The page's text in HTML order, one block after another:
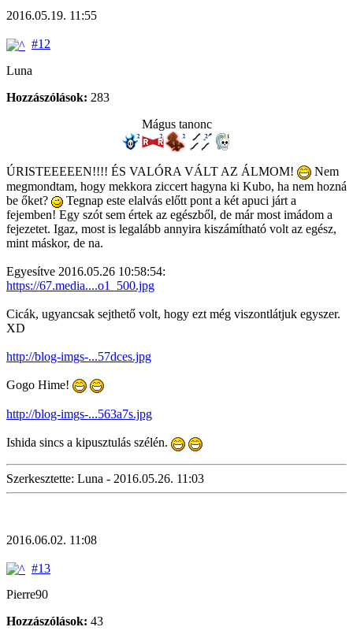
2016.05.19. 11:55
#12
Luna
Hozzászólások: 283
Mágus tanonc
ÚRISTEEEEEN!!!! ÉS VALÓRA VÁLT AZ ÁLMOM!
Nem
megmondtam, hogy mekkora ziccert hagyna ki Kubo, ha nem hozná
be őket?
Tegnap este elalvás előtt pont a két apuci járt a
fejemben! Egy szót sem értek az egészből, de már most imádom a
fejezetet. Igaz, most is legalább annyira kiszámítható volt az egész,
mint máskor, de na.
Egyesítve 2016.05.26 10:58:54:
https://67.media....o1_500.jpg
Cicák, ugyancsak sejthető volt, hogy ezt még viszontlátjuk egyszer.
XD
http://blog-imgs-...57dces.jpg
Gogo Hime!
http://blog-imgs-...563a7s.jpg
Ishida sincs a kipusztulás szélén.
Szerkesztette: Luna - 2016.05.26. 11:03
2016.06.02. 11:08
#13
Pierre90
Hozzászólások: 43